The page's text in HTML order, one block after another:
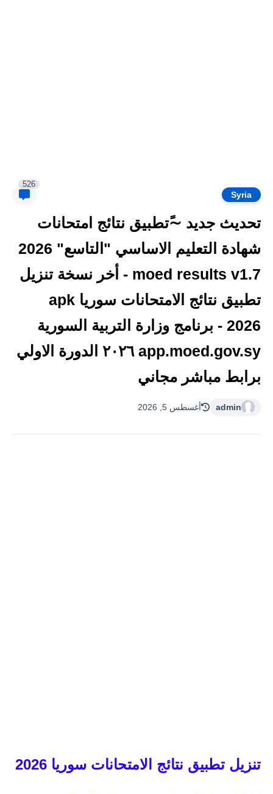
Syria
526
تحديث جديد ~ًتطبيق نتائج امتحانات
شهادة التعليم الاساسي "التاسع" 2026
moed results v1.7 - أخر نسخة تنزيل
تطبيق نتائج الامتحانات سوريا apk
2026 - برنامج وزارة التربية السورية
app.moed.gov.sy ٢٠٢٦ الدورة الاولي
برابط مباشر مجاني
admin أغسطس 5, 2026
تنزيل تطبيق نتائج الامتحانات سوريا 2026